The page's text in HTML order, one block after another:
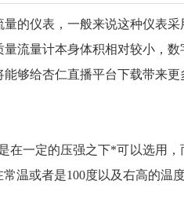
仪表，一般来说这种仪表采
量计本身体积相对较小，数
能够给杏仁直播平台下载带来
一定的压强之下*可以选用
温或者是100度以及右高的温度状